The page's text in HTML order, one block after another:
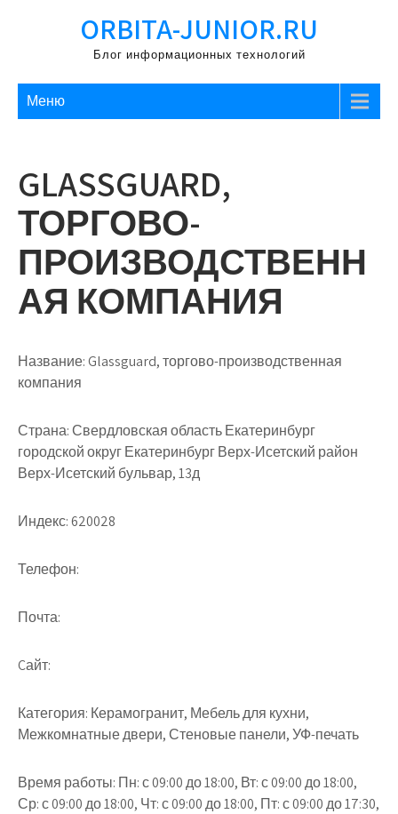
ORBITA-JUNIOR.RU
Блог информационных технологий
Меню
GLASSGUARD,
ТОРГОВО-
ПРОИЗВОДСТВЕНН
АЯ КОМПАНИЯ
Название:Glassguard, торгово-производственная
компания
Страна:Свердловская область Екатеринбург
городской округ Екатеринбург Верх-Исетский район
Верх-Исетский бульвар, 13д
Индекс:620028
Телефон:
Почта:
Cайт:
Категория: Керамогранит, Мебель для кухни,
Межкомнатные двери, Стеновые панели, УФ-печать
Время работы: Пн: с 09:00 до 18:00, Вт: с 09:00 до 18:00,
Ср: с 09:00 до 18:00, Чт: с 09:00 до 18:00, Пт: с 09:00 до 17:30,